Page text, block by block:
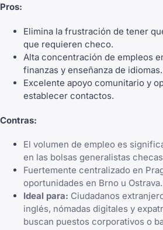
Pros:
Elimina la frustración de tener
que requieren checo.
Alta concentración de empleos
finanzas y enseñanza de idiomas.
Excelente apoyo comunitario y
establecer contactos.
Contras:
El volumen de empleo es
en las bolsas generalistas
Fuertemente centralizado en
oportunidades en Brno u Ostrava.
Ideal para: Ciudadanos
inglés, nómadas digitales y
buscan puestos corporativos o